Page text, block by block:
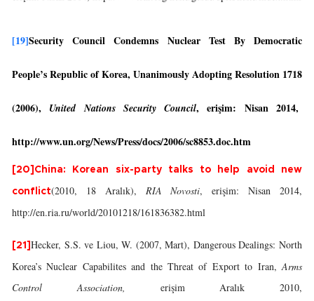
[19]Security Council Condemns Nuclear Test By Democratic
People’s Republic of Korea, Unanimously Adopting Resolution 1718
(2006), United Nations Security Council, erişim: Nisan 2014,
http://www.un.org/News/Press/docs/2006/sc8853.doc.htm
[20] China: Korean six-party talks to help avoid new
conflict(2010, 18 Aralık), RIA Novosti, erişim: Nisan 2014,
http://en.ria.ru/world/20101218/161836382.html
[21] Hecker, S.S. ve Liou, W. (2007, Mart), Dangerous Dealings: North
Korea’s Nuclear Capabilites and the Threat of Export to Iran,Arms
Control Association, erişim Aralık 2010,